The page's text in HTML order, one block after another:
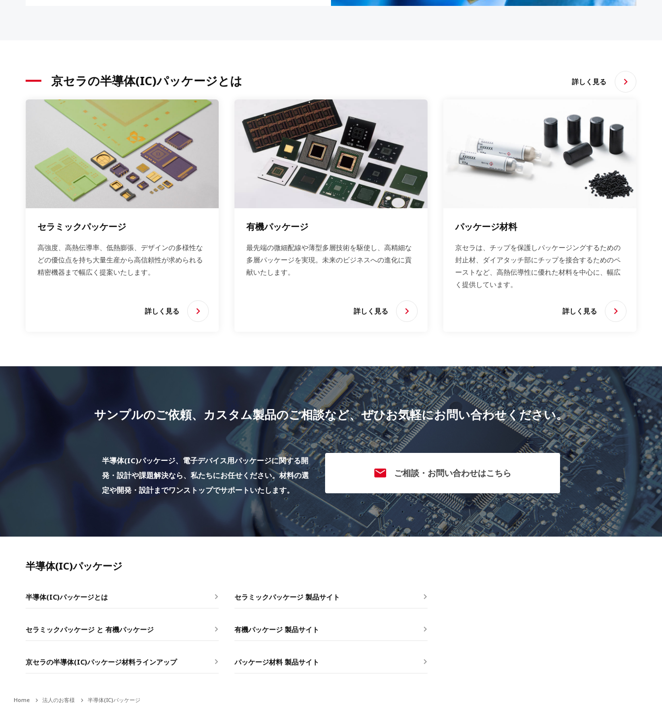
京セラの半導体(IC)パッケージとは
セラミックパッケージ
高強度、高熱伝導率、低熱膨張、デザインの多様性な
どの優位点を持ち大量生産から高信頼性が求められる
精密機器まで幅広く提案いたします。
詳しく見る
有機パッケージ
最先端の微細配線や薄型多層技術を駆使し、高精細な
多層パッケージを実現。未来のビジネスへの進化に貢
献いたします。
詳しく見る
パッケージ材料
京セラは、チップを保護しパッケージングするための
封止材、ダイアタッチ部にチップを接合するためのペ
ーストなど、高熱伝導性に優れた材料を中心に、幅広
く提供しています。
詳しく見る
詳しく見る
サンプルのご依頼、 カスタム製品のご相談など、ぜひお気軽にお問い合わせください。
半導体(IC)パッケージ、電子デバイス用パッケージに関する開
発・設計や課題解決なら、 私たちにお任せください。材料の選
定や開発・設計までワンストップでサポートいたします。
ご相談・お問い合わせはこちら
半導体(IC)パッケージ
半導体(IC)パッケージとは
セラミックパッケージ と 有機パッケージ
京セラの半導体(IC)パッケージ材料ラインアップ
セラミックパッケージ 製品サイト
有機パッケージ 製品サイト
パッケージ材料 製品サイト
Home 法人のお客様 半導体(IC)パッケージ